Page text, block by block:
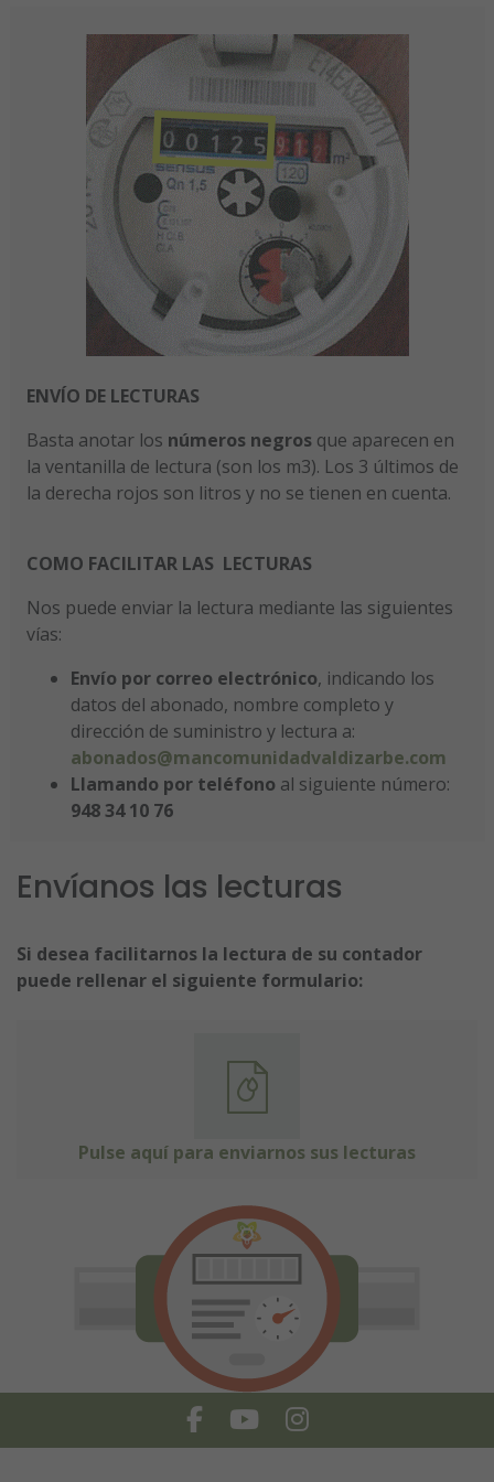
ENVÍO DE LECTURAS
Basta anotar los números negrosque aparecen en
la ventanilla de lectura (son los m3). Los 3 últimos de
la derecha rojos son litros y no se tienen en cuenta.
COMO FACILITAR LAS LECTURAS
Nos puede enviar la lectura mediante las siguientes
vías:
Envío por correo electrónico, indicando los
datos del abonado, nombre completo y
dirección de suministro y lectura a:
abonados@mancomunidadvaldizarbe.com
Llamando por teléfono al siguiente número:
948 34 10 76
Envíanos las lecturas
Si desea facilitarnos la lectura de su contador
puede rellenar el siguiente formulario:
Pulse aquí para enviarnos sus lecturas
FacebookYoutubeInstagram